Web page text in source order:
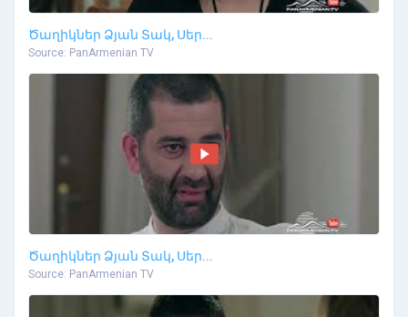
Ծաղիկներ Ձյան Տակ, Սեր...
Source: PanArmenian TV
Ծաղիկներ Ձյան Տակ, Սեր...
Source: PanArmenian TV